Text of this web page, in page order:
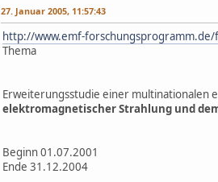
27. Januar 2005, 11:57:43
http://www.emf-
Thema
Erweiterungsstudie einer multinationalen
elektromagnetischer Strahlung und
Beginn 01.07.2001
Ende 31.12.2004